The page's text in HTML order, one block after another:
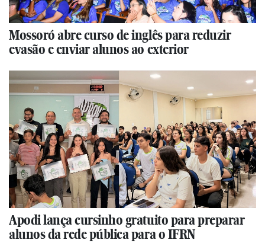
Mossoró abre curso de inglês para reduzir
evasão e enviar alunos ao exterior
Apodi lança cursinho gratuito para preparar
alunos da rede pública para o IFRN